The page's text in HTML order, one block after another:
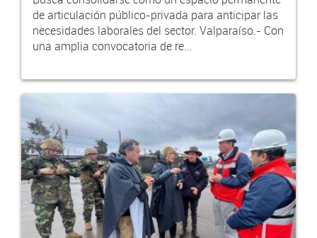
de articulación público-privada para anticipar las
necesidades laborales del sector. Valparaíso.- Con
una amplia convocatoria de re...